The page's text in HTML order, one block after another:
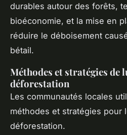
durables autour des forêts,
bioéconomie, et la mise en
réduire le déboisement
bétail.
Méthodes et stratégies de
déforestation
Les communautés locales
méthodes et stratégies pour
déforestation.